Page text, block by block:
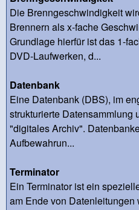
Die Brenngeschwindigkeit
Brennern als x-fache
Grundlage hierfür ist das 1-
DVD-Laufwerken, d...
Datenbank
Eine Datenbank (DBS), im
strukturierte Datensammlung
"digitales Archiv".
Aufbewahrun...
Terminator
Ein Terminator ist ein
am Ende von